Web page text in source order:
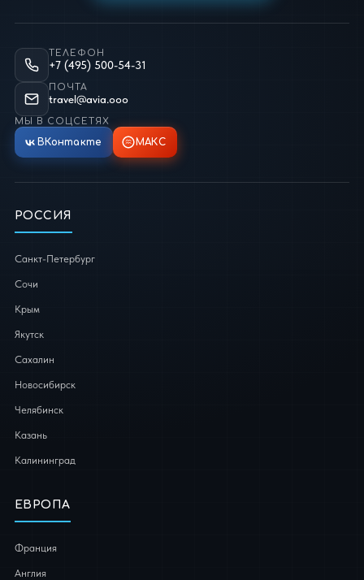
ТЕЛЕФОН
+7 (495) 500-54-31
ПОЧТА
travel@avia.ooo
МЫ В СОЦСЕТЯХ
ВКонтакте МАКС
РОССИЯ
Санкт-Петербург
Сочи
Крым
Якутск
Сахалин
Новосибирск
Челябинск
Казань
Калининград
ЕВРОПА
Франция
Англия